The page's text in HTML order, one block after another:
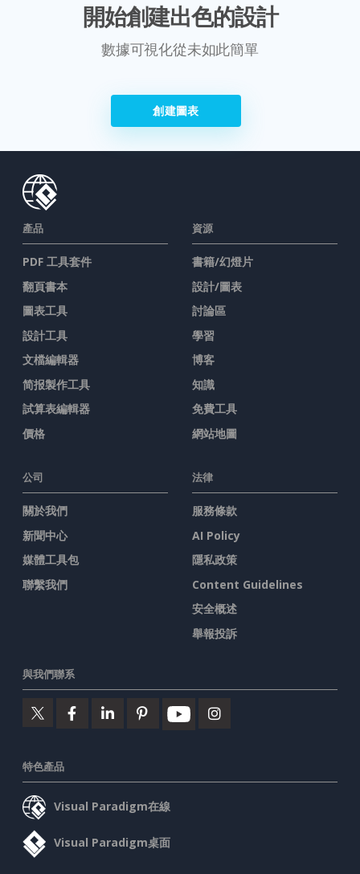
開始創建出色的設計
數據可視化從未如此簡單
創建圖表
產品
PDF 工具套件
翻頁書本
圖表工具
設計工具
文檔編輯器
简报製作工具
試算表編輯器
價格
資源
書籍/幻燈片
設計/圖表
討論區
學習
博客
知識
免費工具
網站地圖
公司
關於我們
新聞中心
媒體工具包
聯繫我們
法律
服務條款
AI Policy
隱私政策
Content Guidelines
安全概述
舉報投訴
與我們聯系
特色產品
Visual Paradigm在線
Visual Paradigm桌面